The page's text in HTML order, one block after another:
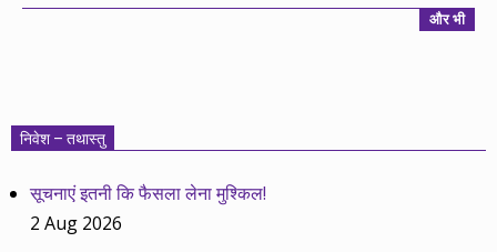
और भी
निवेश – तथास्तु
सूचनाएं इतनी कि फैसला लेना मुश्किल!
2 Aug 2026